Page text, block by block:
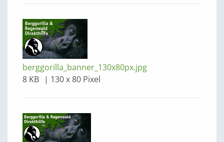
berggorilla_banner_130x80px.jpg
8 KB
130 x 80 Pixel